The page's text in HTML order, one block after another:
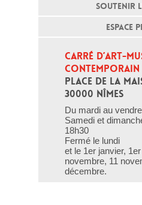
SOUTENIR
ESPACE
CARRÉ D’ART-
CONTEMPORAIN
PLACE DE LA
30000 NÎMES
Du mardi au
Samedi et
18h30
Fermé le lundi
et le 1er janvier,
novembre, 11
décembre.